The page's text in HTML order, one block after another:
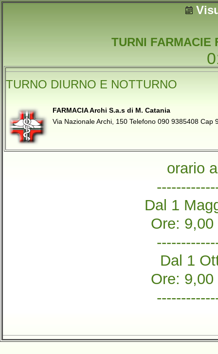
TURNI FARMACIE
TURNO DIURNO E NOTTURNO
FARMACIA Archi S.a.s di M. Catania
Via Nazionale Archi, 150 Telefono 090 9385408 Cap
orario
Dal 1
Ore:
Dal 1
Ore: